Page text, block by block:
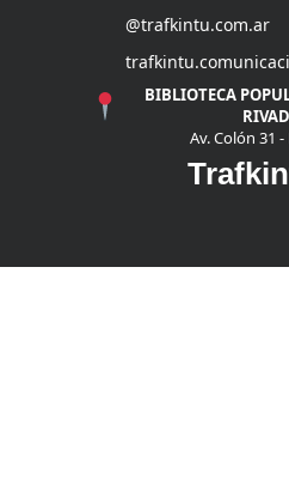
@trafkintu.com.ar
BIBLIOTECA
Av. Colón 31